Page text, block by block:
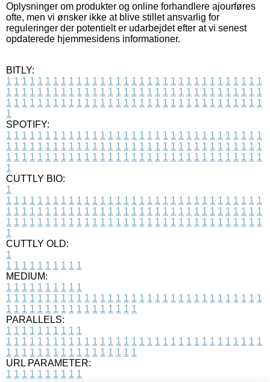
Oplysninger om produkter og online forhandlere ajourføres
ofte, men vi ønsker ikke at blive stillet ansvarlig for
reguleringer der potentielt er udarbejdet efter at vi senest
opdaterede hjemmesidens informationer.
BITLY:
1 1 1 1 1 1 1 1 1 1 1 1 1 1 1 1 1 1 1 1 1 1 1 1 1 1 1 1 1 1 1 1 1
1 1 1 1 1 1 1 1 1 1 1 1 1 1 1 1 1 1 1 1 1 1 1 1 1 1 1 1 1 1 1 1 1
1 1 1 1 1 1 1 1 1 1 1 1 1 1 1 1 1 1 1 1 1 1 1 1 1 1 1 1 1 1 1 1 1
1
SPOTIFY:
1 1 1 1 1 1 1 1 1 1 1 1 1 1 1 1 1 1 1 1 1 1 1 1 1 1 1 1 1 1 1 1 1
1 1 1 1 1 1 1 1 1 1 1 1 1 1 1 1 1 1 1 1 1 1 1 1 1 1 1 1 1 1 1 1 1
1 1 1 1 1 1 1 1 1 1 1 1 1 1 1 1 1 1 1 1 1 1 1 1 1 1 1 1 1 1 1 1 1
1
CUTTLY BIO:
1
1 1 1 1 1 1 1 1 1 1 1 1 1 1 1 1 1 1 1 1 1 1 1 1 1 1 1 1 1 1 1 1 1
1 1 1 1 1 1 1 1 1 1 1 1 1 1 1 1 1 1 1 1 1 1 1 1 1 1 1 1 1 1 1 1 1
1 1 1 1 1 1 1 1 1 1 1 1 1 1 1 1 1 1 1 1 1 1 1 1 1 1 1 1 1 1 1 1 1
1
CUTTLY OLD:
1
1 1 1 1 1 1 1 1 1 1
MEDIUM:
1 1 1 1 1 1 1 1 1 1
1 1 1 1 1 1 1 1 1 1 1 1 1 1 1 1 1 1 1 1 1 1 1 1 1 1 1 1 1 1 1 1 1
1 1 1 1 1 1 1 1 1 1 1 1 1 1 1 1 1
PARALLELS:
1 1 1 1 1 1 1 1 1 1
1 1 1 1 1 1 1 1 1 1 1 1 1 1 1 1 1 1 1 1 1 1 1 1 1 1 1 1 1 1 1 1 1
1 1 1 1 1 1 1 1 1 1 1 1 1 1 1 1 1
URL PARAMETER:
1 1 1 1 1 1 1 1 1 1